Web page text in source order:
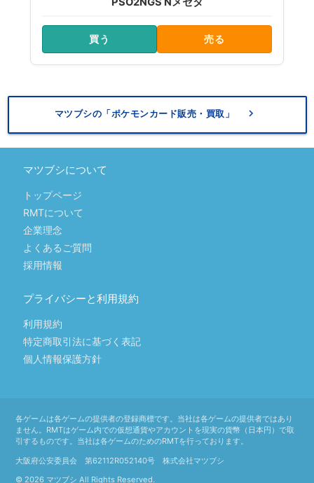
買う 売る
マツブシの「ポケモンカード販売・買取」 keyboard_arrow_right
マツブシについて
トップページ
RMTについて
企業理念
よくあるご質問
採用情報
プライバシーと利用規約
利用規約
特定商取引法に基づく表記
個人情報保護方針
各ゲームは各ゲームの提供者の登録商標です。当社は各ゲームの提供者ではあり
ません。RMTはゲーム内での仮想通貨やアカウントを現実の貨幣（日本円）で取
引するものです。当社は各ゲームのためのRMTを行っております。
大阪府公安委員会 第62112R052140号 株式会社マツブシ
© 2026 マツブシ All Rights Reserved.